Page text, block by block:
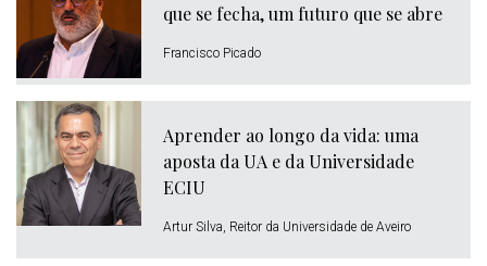
que se fecha, um futuro que se abre
Francisco Picado
Aprender ao longo da vida: uma
aposta da UA e da Universidade
ECIU
Artur Silva, Reitor da Universidade de Aveiro